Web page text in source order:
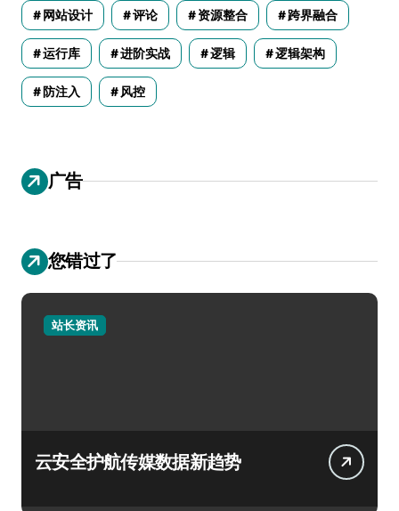
网站设计 评论 资源整合 跨界融合
运行库 进阶实战 逻辑 逻辑架构
防注入 风控
广告
您错过了
站长资讯
云安全护航传媒数据新趋势